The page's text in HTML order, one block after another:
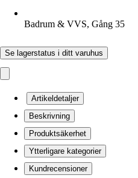
Badrum & VVS, Gång 35
Se lagerstatus i ditt varuhus
Artikeldetaljer
Beskrivning
Produktsäkerhet
Ytterligare kategorier
Kundrecensioner